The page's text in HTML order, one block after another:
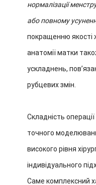
нормалізації
або повному
покращенню якості
анатомії матки
ускладнень,
рубцевих змін.
Складність
точного
високого рівня
індивідуального
Саме комплексний